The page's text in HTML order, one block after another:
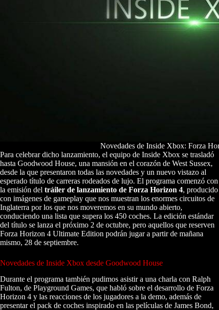
Novedades de Inside Xbox: Forza
Para celebrar dicho lanzamiento, el equipo de Inside Xbox se trasladó
hasta Goodwood House, una mansión en el corazón de West Sussex,
desde la que presentaron todas las novedades y un nuevo vistazo al
esperado título de carreras rodeados de lujo. El programa comenzó con
la emisión del tráiler de lanzamiento de Forza Horizon 4, producido
con imágenes de gameplay que nos muestran los enormes circuitos de
Inglaterra por los que nos moveremos en su mundo abierto,
conduciendo una lista que supera los 450 coches. La edición estándar
del título se lanza el próximo 2 de octubre, pero aquellos que reserven
Forza Horizon 4 Ultimate Edition podrán jugar a partir de mañana
mismo, 28 de septiembre.
Novedades de Inside Xbox desde Goodwood House
Durante el programa también pudimos asistir a una charla con Ralph
Fulton, de Playground Games, que habló sobre el desarrollo de Forza
Horizon 4 y las reacciones de los jugadores a la demo, además de
presentar el pack de coches inspirado en las películas de James Bond,